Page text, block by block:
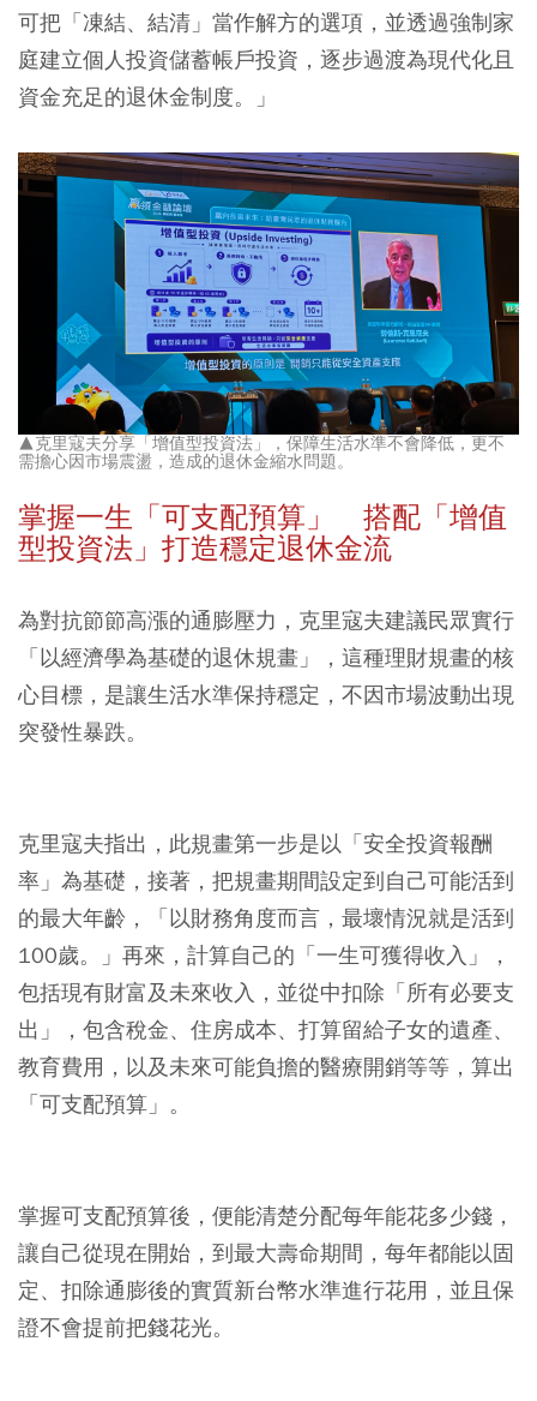
可把「凍結、結清」當作解方的選項，並透過強制家
庭建立個人投資儲蓄帳戶投資，逐步過渡為現代化且
資金充足的退休金制度。」
▲克里寇夫分享「增值型投資法」，保障生活水準不會降低，更不
需擔心因市場震盪，造成的退休金縮水問題。
掌握一生「可支配預算」 搭配「增值
型投資法」打造穩定退休金流
為對抗節節高漲的通膨壓力，克里寇夫建議民眾實行
「以經濟學為基礎的退休規畫」，這種理財規畫的核
心目標，是讓生活水準保持穩定，不因市場波動出現
突發性暴跌。
克里寇夫指出，此規畫第一步是以「安全投資報酬
率」為基礎，接著，把規畫期間設定到自己可能活到
的最大年齡，「以財務角度而言，最壞情況就是活到
100歲。」再來，計算自己的「一生可獲得收入」，
包括現有財富及未來收入，並從中扣除「所有必要支
出」，包含稅金、住房成本、打算留給子女的遺產、
教育費用，以及未來可能負擔的醫療開銷等等，算出
「可支配預算」。
掌握可支配預算後，便能清楚分配每年能花多少錢，
讓自己從現在開始，到最大壽命期間，每年都能以固
定、扣除通膨後的實質新台幣水準進行花用，並且保
證不會提前把錢花光。